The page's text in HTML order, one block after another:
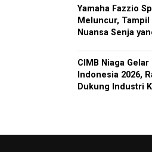
Yamaha Fazzio
Meluncur,
Nuansa Senja
CIMB Niaga
Indonesia 2026,
Dukung Industri